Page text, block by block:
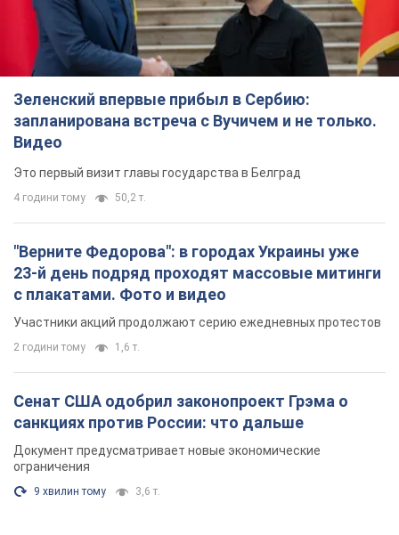
Зеленский впервые прибыл в Сербию:
запланирована встреча с Вучичем и не только.
Видео
Это первый визит главы государства в Белград
4 години тому 50,2 т.
"Верните Федорова": в городах Украины уже
23-й день подряд проходят массовые митинги
с плакатами. Фото и видео
Участники акций продолжают серию ежедневных протестов
2 години тому 1,6 т.
Сенат США одобрил законопроект Грэма о
санкциях против России: что дальше
Документ предусматривает новые экономические
ограничения
9 хвилин тому 3,6 т.